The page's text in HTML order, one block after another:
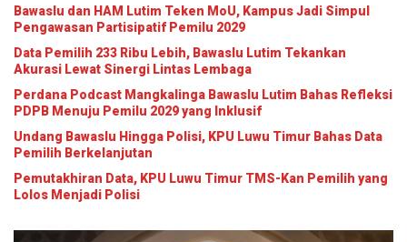
Bawaslu dan HAM Lutim Teken MoU, Kampus Jadi Simpul
Pengawasan Partisipatif Pemilu 2029
Data Pemilih 233 Ribu Lebih, Bawaslu Lutim Tekankan
Akurasi Lewat Sinergi Lintas Lembaga
Perdana Podcast Mangkalinga Bawaslu Lutim Bahas Refleksi
PDPB Menuju Pemilu 2029 yang Inklusif
Undang Bawaslu Hingga Polisi, KPU Luwu Timur Bahas Data
Pemilih Berkelanjutan
Pemutakhiran Data, KPU Luwu Timur TMS-Kan Pemilih yang
Lolos Menjadi Polisi